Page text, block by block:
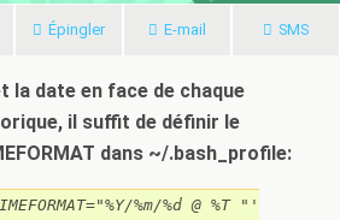
Épingler E-mail SMS
la date en face de chaque
il suffit de définir le
dans ~/.bash_profile:
%m/%d @ %T "'